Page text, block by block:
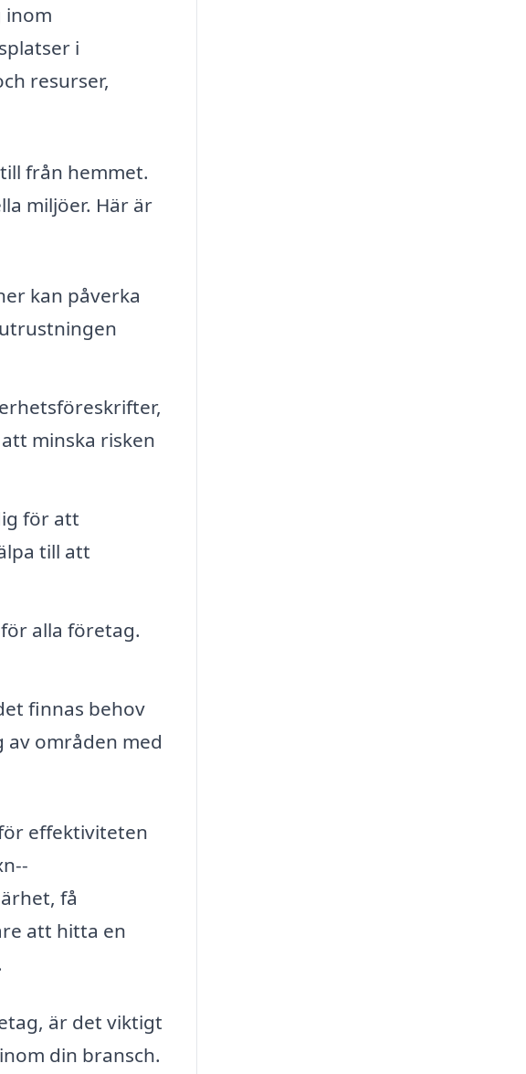
inom
i
resurser,
från hemmet.
miljöer. Här är
kan påverka
minska risken
för att
till att
alla företag.
finnas behov
av områden med
effektiviteten
få
att hitta en
är det viktigt
din bransch.